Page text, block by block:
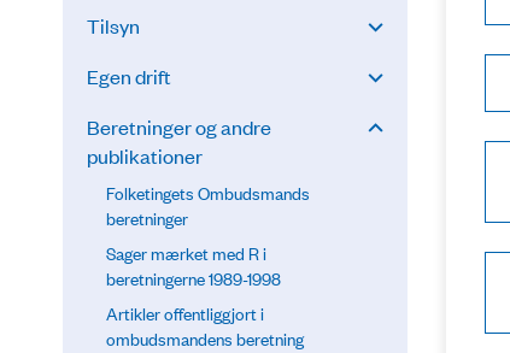
Tilsyn
Egen drift
Beretninger og andre
publikationer
Folketingets Ombudsmands
beretninger
Sager mærket med R i
beretningerne 1989-1998
Artikler offentliggjort i
ombudsmandens beretning